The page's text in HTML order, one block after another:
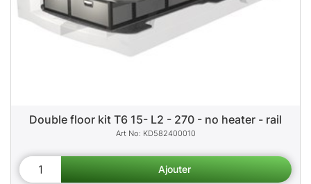
Double floor kit T6 15- L2 - 270 - no heater - rail
KD582400010